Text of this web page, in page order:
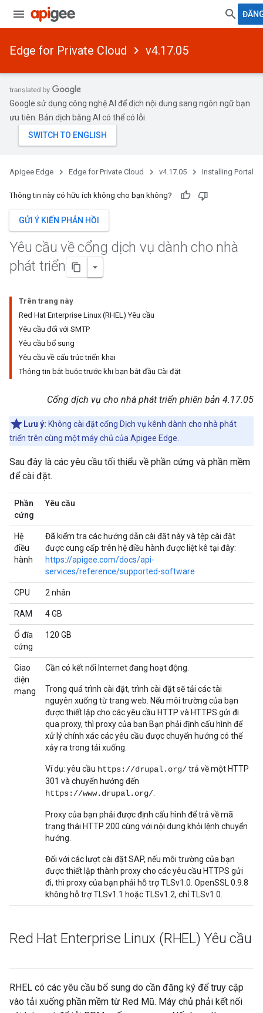
Edge for Private Cloud v4.17.05
Google sử dụng công nghệ AI để dịch nội dung sang ngôn ngữ bạn
ưu tiên. Bản dịch bằng AI có thể có lỗi.
Apigee Edge Edge for Private Cloud v4.17.05 Installing Portal
Thông tin này có hữu ích không cho bạn không?
GỬI Ý KIẾN PHẢN HỒI
Yêu cầu về cổng dịch vụ dành cho nhà
phát triển
Trên trang này
Red Hat Enterprise Linux (RHEL) Yêu cầu
Yêu cầu đối với SMTP
Yêu cầu bổ sung
Yêu cầu về cấu trúc triển khai
Thông tin bắt buộc trước khi bạn bắt đầu Cài đặt
Cổng dịch vụ cho nhà phát triển phiên bản 4.17.05
Lưu ý: Không cài đặt cổng Dịch vụ kênh dành cho nhà phát
triển trên cùng một máy chủ của Apigee Edge.
Sau đây là các yêu cầu tối thiểu về phần cứng và phần mềm
để cài đặt.
Phần
cứng
Yêu cầu
Hệ
điều
hành
Đã kiểm tra các hướng dẫn cài đặt này và tệp cài đặt
được cung cấp trên hệ điều hành được liệt kê tại đây:
https://apigee.com/docs/api-
services/reference/supported-software
CPU 2 nhân
RAM 4 GB
Ổ đĩa
cứng
120 GB
Giao
diện
mạng
Cần có kết nối Internet đang hoạt động.
Trong quá trình cài đặt, trình cài đặt sẽ tải các tài
nguyên xuống từ trang web. Nếu môi trường của bạn
được thiết lập cho các yêu cầu HTTP và HTTPS gửi đi
qua proxy, thì proxy của bạn Bạn phải định cấu hình để
xử lý chính xác các yêu cầu được chuyển hướng có thể
xảy ra trong tải xuống.
Ví dụ: yêu cầu https://drupal.org/trả về một HTTP
301 và chuyển hướng đến
https://www.drupal.org/
Proxy của bạn phải được định cấu hình để trả về mã
trạng thái HTTP 200 cùng với nội dung khỏi lệnh chuyển
hướng.
Đối với các lượt cài đặt SAP, nếu môi trường của bạn
được thiết lập thành proxy cho các yêu cầu HTTPS gửi
đi, thì proxy của bạn phải hỗ trợ TLSv1.0. OpenSSL 0.9.8
không hỗ trợ TLSv1.1 hoặc TLSv1.2, chỉ TLSv1.0.
Red Hat Enterprise Linux (RHEL) Yêu cầu
RHEL có các yêu cầu bổ sung do cần đăng ký để truy cập
vào tải xuống phần mềm từ Red Mũ. Máy chủ phải kết nối